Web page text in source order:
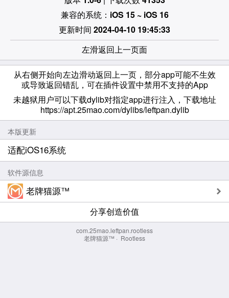
兼容的系统： iOS 15 ~ iOS 16
更新时间 2024-04-10 19:45:33
左滑返回上一页面
从右侧开始向左边滑动返回上一页，部分app可能不生效
或导致返回错乱，可在插件设置中禁用不支持的App
未越狱用户可以下载dylib对指定app进行注入，下载地址
https://apt.25mao.com/dylibs/leftpan.dylib
本版更新
适配iOS16系统
软件源信息
老牌猫源™
分享创造价值
com.25mao.leftpan.rootless
老牌猫源™ · Rootless